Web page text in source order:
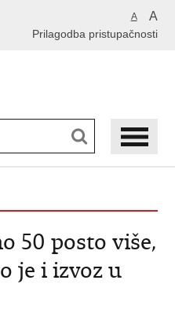
A A
Prilagodba pristupačnosti
50 posto više,
je i izvoz u